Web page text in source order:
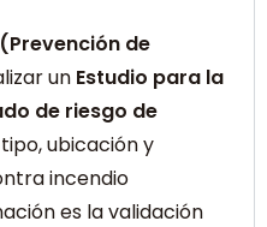
de
un Estudio para la
de riesgo de
ubicación y
incendio
es la validación